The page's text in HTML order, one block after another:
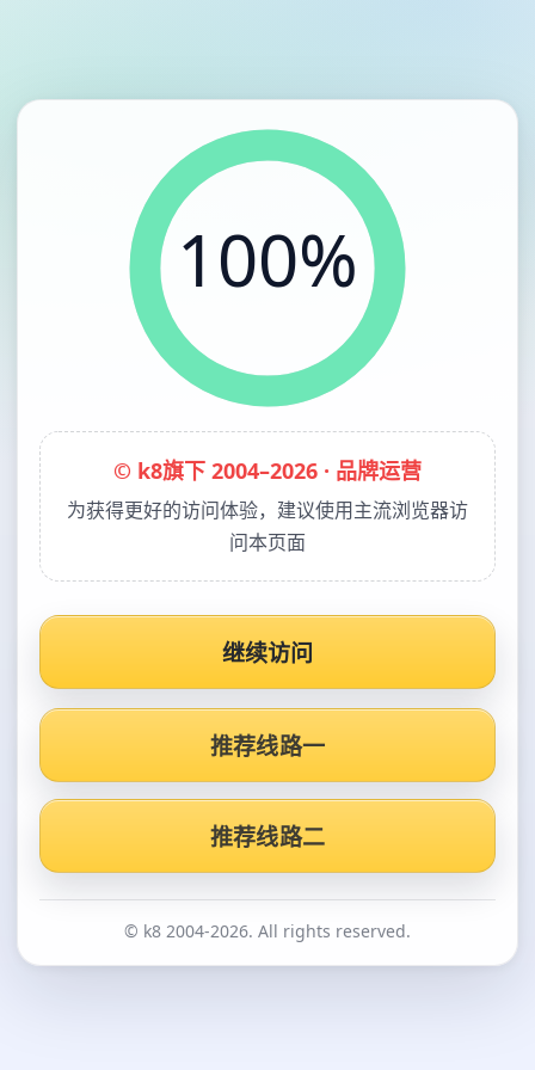
100%
© k8旗下 2004–2026 · 品牌运营
为获得更好的访问体验，建议使用主流浏览器访
问本页面
继续访问
推荐线路一
推荐线路二
© k8 2004-2026. All rights reserved.